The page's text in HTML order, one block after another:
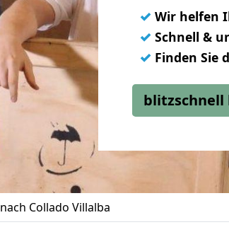
✓ Wir helfen
✓ Schnell &
✓ Finden Sie
blitzschnell
Collado Villalba